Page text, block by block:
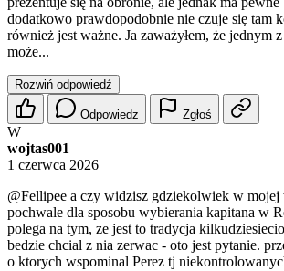
dodatkowo prawdopodobnie nie czuje się tam
również jest ważne. Ja zaważyłem, że jednym
może...
Rozwiń odpowiedź
Odpowiedz Zgłoś
W
wojtas001
1 czerwca 2026
@Fellipee a czy widzisz gdziekolwiek w
pochwale dla sposobu wybierania kapitana w
polega na tym, ze jest to tradycja
bedzie chcial z nia zerwac - oto jest pytanie.
o ktorych wspominal Perez tj